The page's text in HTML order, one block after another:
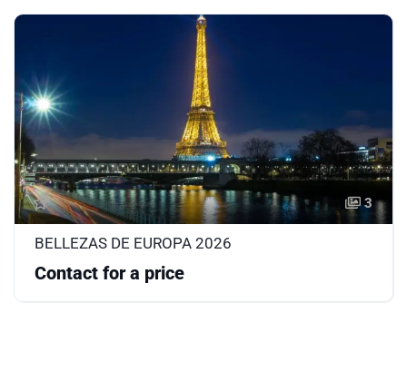
3
BELLEZAS DE EUROPA 2026
Contact for a price